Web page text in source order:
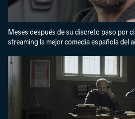
Meses después de su discreto paso por
streaming la mejor comedia española del